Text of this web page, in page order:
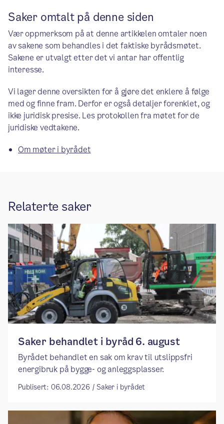
Saker omtalt på denne siden
Vær oppmerksom på at denne artikkelen omtaler noen
av sakene som behandles i det faktiske byrådsmøtet.
Sakene er utvalgt etter det vi antar har offentlig
interesse.
Vi lager denne oversikten for å gjøre det enklere å følge
med og finne fram. Derfor er også detaljer forenklet, og
ikke juridisk presise. Les protokollen fra møtet for de
juridiske vedtakene.
Om møter i byrådet
Relaterte saker
Saker behandlet i byråd 6. august
Byrådet behandlet en sak om krav til utslippsfri
energibruk på bygge- og anleggsplasser.
Publisert: 06.08.2026 / Saker i byrådet